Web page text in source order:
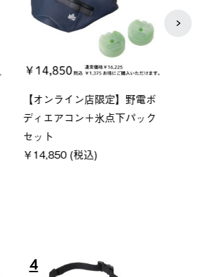
Q-TOP ソーラーサンドブロッ
クサンシェード-BF
￥16,800 (税込)
8